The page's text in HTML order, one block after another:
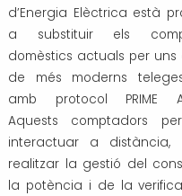
Transport i mobilitat
d’Energia Elèctrica està
a substituir els
domèstics actuals per uns
de més moderns
amb protocol PRIME
Aquests comptadors
interactuar a distància,
realitzar la gestió del
la potència i de la